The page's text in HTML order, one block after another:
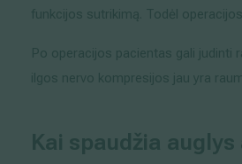
funkcijos sutrikimą. Todėl
Po operacijos pacientas gali judinti
ilgos nervo kompresijos jau yra
Kai spaudžia